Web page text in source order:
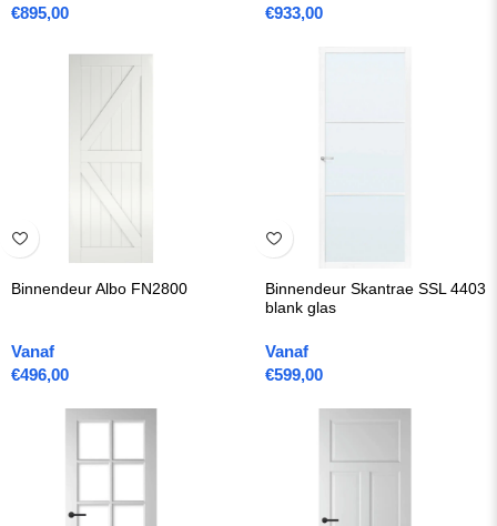
€895,00
€933,00
Binnendeur Albo FN2800
Vanaf
€496,00
Binnendeur Skantrae SSL 4403
blank glas
Vanaf
€599,00